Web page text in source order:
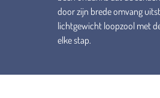
door zijn brede omvang
lichtgewicht loopzool met
elke stap.